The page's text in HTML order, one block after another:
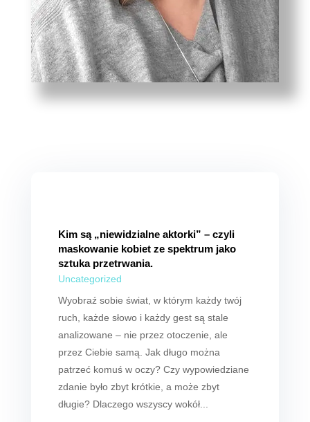
Kim są „niewidzialne aktorki” – czyli
maskowanie kobiet ze spektrum jako
sztuka przetrwania.
Uncategorized
Wyobraź sobie świat, w którym każdy twój
ruch, każde słowo i każdy gest są stale
analizowane – nie przez otoczenie, ale
przez Ciebie samą. Jak długo można
patrzeć komuś w oczy? Czy wypowiedziane
zdanie było zbyt krótkie, a może zbyt
długie? Dlaczego wszyscy wokół...